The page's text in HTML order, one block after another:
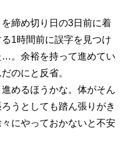
締め切り日の3日前に着
1時間前に誤字を見つけ
。余裕を持って進めてい
のにと反省。
めるほうかな。体がそん
うとしても踏ん張りがき
にやっておかないと不安